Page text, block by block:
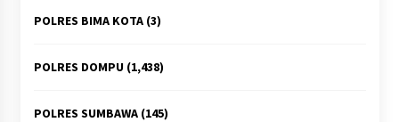
POLRES BIMA KOTA(3)
POLRES DOMPU(1,438)
POLRES SUMBAWA(145)